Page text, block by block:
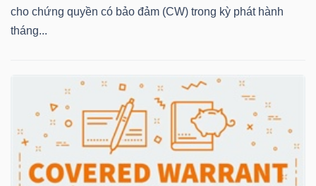
cho chứng quyền có bảo đảm (CW) trong kỳ phát hành
tháng...
TRÁI
CÔNG
CỤ
ĐẦU
TƯ